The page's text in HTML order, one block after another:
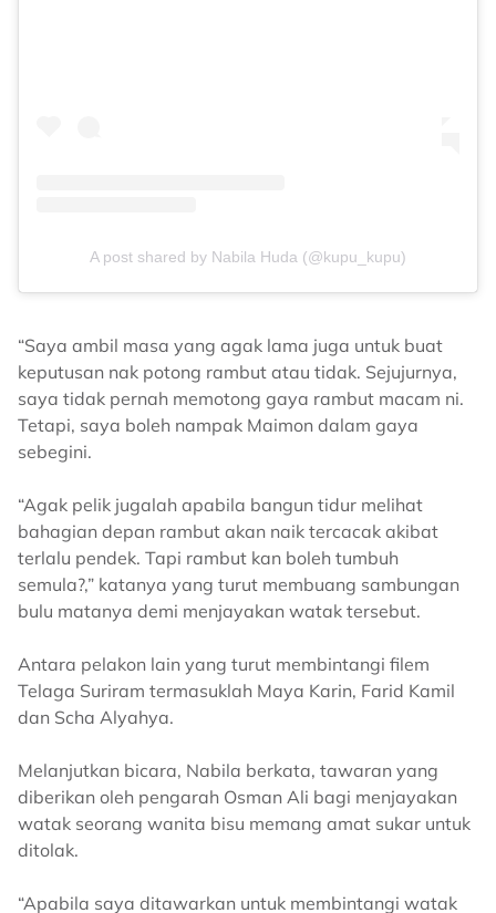
A post shared by Nabila Huda (@kupu_kupu)
“Saya ambil masa yang agak lama juga untuk buat
keputusan nak potong rambut atau tidak. Sejujurnya,
saya tidak pernah memotong gaya rambut macam ni.
Tetapi, saya boleh nampak Maimon dalam gaya
sebegini.
“Agak pelik jugalah apabila bangun tidur melihat
bahagian depan rambut akan naik tercacak akibat
terlalu pendek. Tapi rambut kan boleh tumbuh
semula?,” katanya yang turut membuang sambungan
bulu matanya demi menjayakan watak tersebut.
Antara pelakon lain yang turut membintangi filem
Telaga Suriram termasuklah Maya Karin, Farid Kamil
dan Scha Alyahya.
Melanjutkan bicara, Nabila berkata, tawaran yang
diberikan oleh pengarah Osman Ali bagi menjayakan
watak seorang wanita bisu memang amat sukar untuk
ditolak.
“Apabila saya ditawarkan untuk membintangi watak